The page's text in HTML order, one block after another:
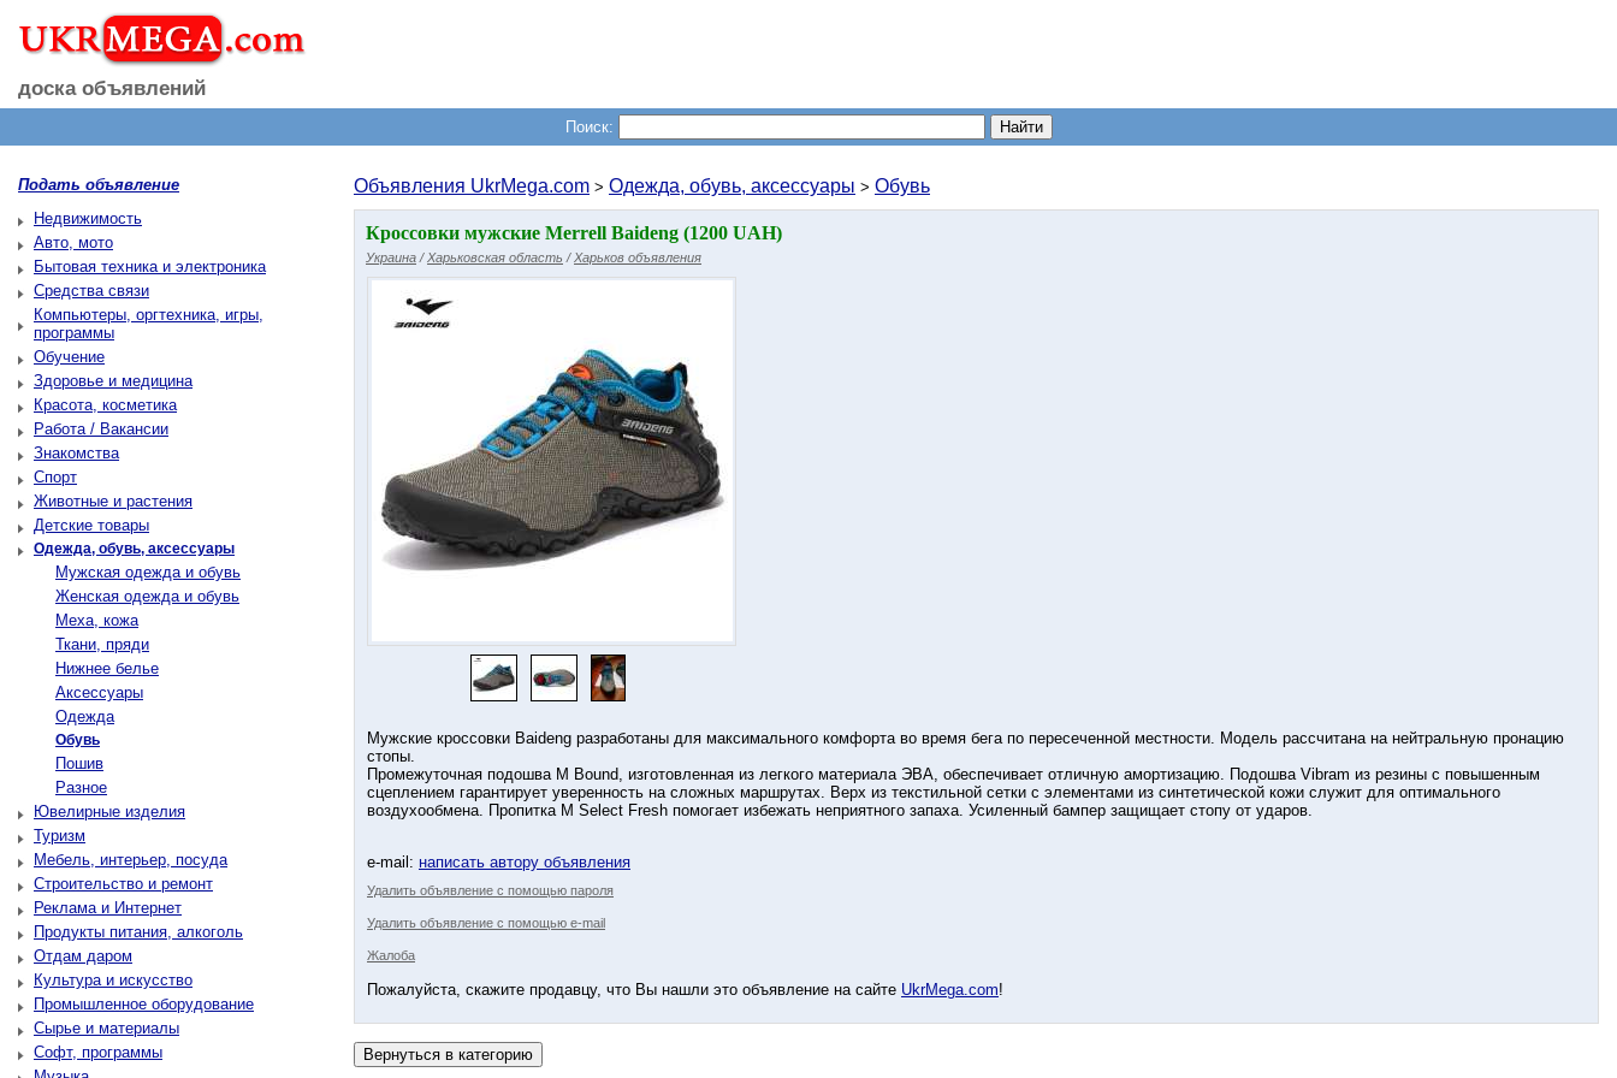
доска объявлений
Поиск:
Подать объявление
Недвижимость
Авто, мото
Бытовая техника и электроника
Средства связи
Компьютеры, оргтехника, игры,
программы
Обучение
Здоровье и медицина
Красота, косметика
Работа / Вакансии
Знакомства
Спорт
Животные и растения
Детские товары
Одежда, обувь, аксессуары
Мужская одежда и обувь
Женская одежда и обувь
Меха, кожа
Ткани, пряди
Нижнее белье
Аксессуары
Одежда
Обувь
Пошив
Разное
Ювелирные изделия
Туризм
Мебель, интерьер, посуда
Строительство и ремонт
Реклама и Интернет
Продукты питания, алкоголь
Отдам даром
Культура и искусство
Промышленное оборудование
Сырье и материалы
Софт, программы
Объявления UkrMega.com > Одежда, обувь, аксессуары > Обувь
Кроссовки мужские Merrell Baideng (1200 UAH)
Украина / Харьковская область / Харьков объявления
Мужские кроссовки Baideng разработаны для максимального комфорта во время бега по пересеченной местности. Модель рассчитана на нейтральную пронацию
стопы.
Промежуточная подошва M Bound, изготовленная из легкого материала ЭВА, обеспечивает отличную амортизацию. Подошва Vibram из резины с повышенным
сцеплением гарантирует уверенность на сложных маршрутах. Верх из текстильной сетки с элементами из синтетической кожи служит для оптимального
воздухообмена. Пропитка M Select Fresh помогает избежать неприятного запаха. Усиленный бампер защищает стопу от ударов.
e-mail: написать автору объявления
Удалить объявление с помощью пароля
Удалить объявление с помощью e-mail
Жалоба
Пожалуйста, скажите продавцу, что Вы нашли это объявление на сайте UkrMega.com!